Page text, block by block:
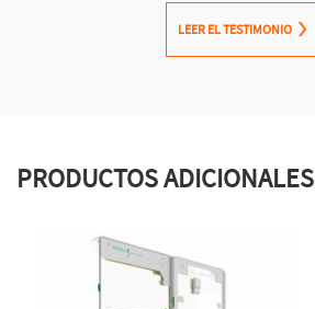
LEER EL TESTIMONIO
PRODUCTOS ADICIONALES